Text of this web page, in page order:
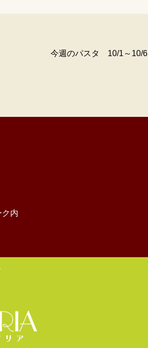
今週のパスタ 10/1～10/6
内